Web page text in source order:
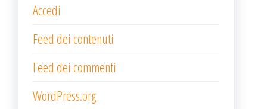
Accedi
Feed dei contenuti
Feed dei commenti
WordPress.org